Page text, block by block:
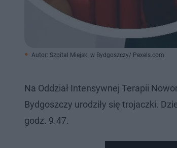
Autor: Szpital Miejski w Bydgoszczy/ Pexels.com
Na Oddział Intensywnej Terapii
Bydgoszczy urodziły się trojaczki.
godz. 9.47.